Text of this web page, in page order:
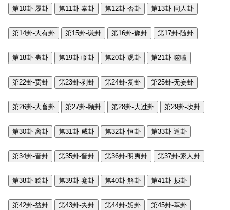
第10卦-履卦 第11卦-泰卦 第12卦-否卦 第13卦-同人卦
第14卦-大有卦 第15卦-谦卦 第16卦-豫卦 第17卦-随卦
第18卦-蛊卦 第19卦-临卦 第20卦-观卦 第21卦-噬嗑
第22卦-贲卦 第23卦-剥卦 第24卦-复卦 第25卦-无妄卦
第26卦-大畜卦 第27卦-颐卦 第28卦-大过卦 第29卦-坎卦
第30卦-离卦 第31卦-咸卦 第32卦-恒卦 第33卦-遁卦
第34卦-晋卦 第35卦-晋卦 第36卦-明夷卦 第37卦-家人卦
第38卦-睽卦 第39卦-蹇卦 第40卦-解卦 第41卦-损卦
第42卦-益卦 第43卦-夬卦 第44卦-姤卦 第45卦-萃卦